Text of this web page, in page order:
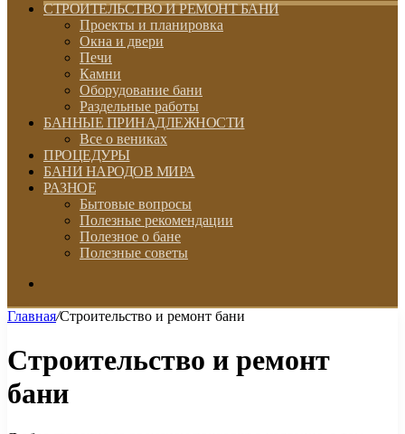
СТРОИТЕЛЬСТВО И РЕМОНТ БАНИ
Проекты и планировка
Окна и двери
Печи
Камни
Оборудование бани
Раздельные работы
БАННЫЕ ПРИНАДЛЕЖНОСТИ
Все о вениках
ПРОЦЕДУРЫ
БАНИ НАРОДОВ МИРА
РАЗНОЕ
Бытовые вопросы
Полезные рекомендации
Полезное о бане
Полезные советы
Главная/Строительство и ремонт бани
Строительство и ремонт
бани